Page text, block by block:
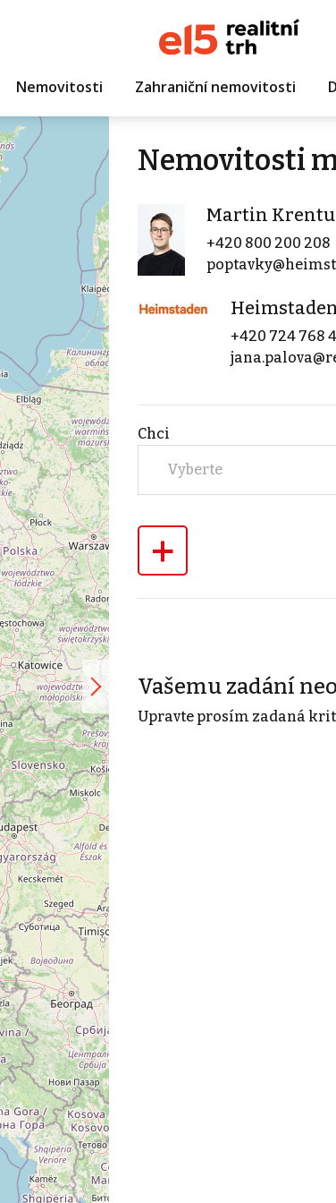
Nemovitosti Zahraniční nemovitosti
Nemovitosti
Martin
+420 800 200 208
+420 724 768
Chci
Vyberte
+
Vašemu zadání
Upravte prosím zadaná